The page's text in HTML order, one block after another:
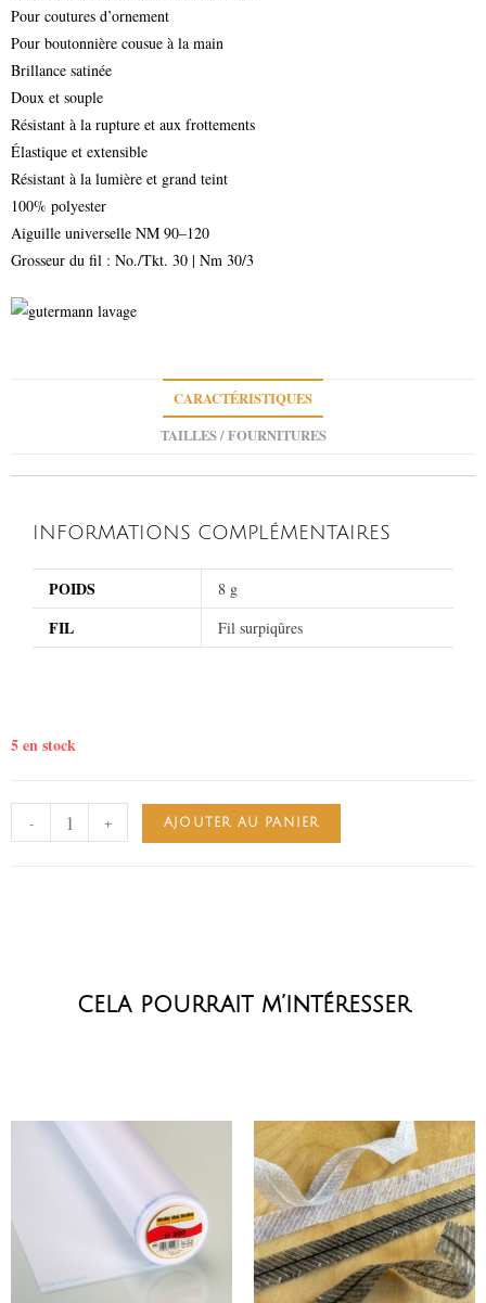
Pour coutures d’ornement
Pour boutonnière cousue à la main
Brillance satinée
Doux et souple
Résistant à la rupture et aux frottements
Élastique et extensible
Résistant à la lumière et grand teint
100% polyester
Aiguille universelle NM 90–120
Grosseur du fil : No./Tkt. 30 | Nm 30/3
CARACTÉRISTIQUES
TAILLES / FOURNITURES
INFORMATIONS COMPLÉMENTAIRES
POIDS 8 g
FIL Fil surpiqûres
5 en stock
- + AJOUTER AU PANIER
cela pourrait m’intéresser